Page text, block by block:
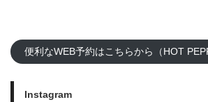
便利なWEB予約はこちらから（HOT
Instagram